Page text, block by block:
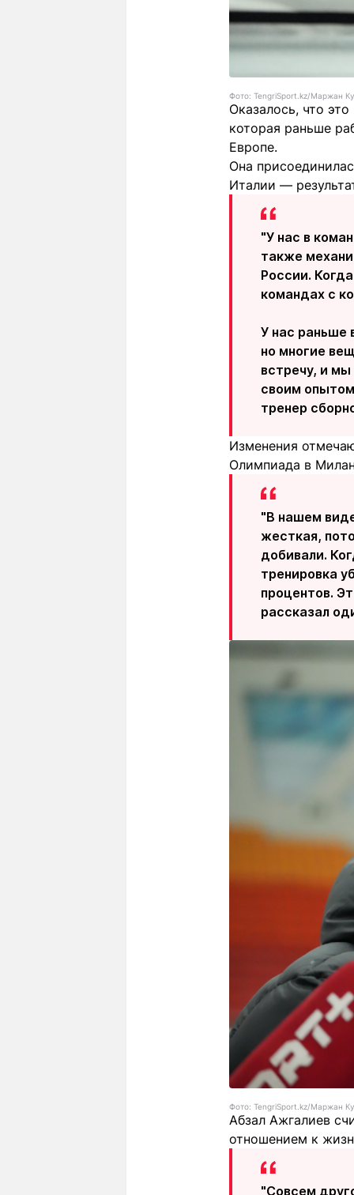
Фото: TengriSport.kz/Маржан
Оказалось, что
которая раньше
Европе.
Она
Италии —
"У нас в
также
России.
командах с
У нас раньше
но многие
встречу, и
своим
тренер
Изменения
Олимпиада в
"В нашем
жесткая,
добивали.
тренировка
процентов.
рассказал
Фото: TengriSport.kz/Маржан
Абзал Ажгалиев
отношением к
"Совсем